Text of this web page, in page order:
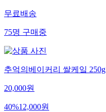
무료배송
75명 구매중
추억의베이커리 쌀케잌 250g
20,000원
40%12,000원